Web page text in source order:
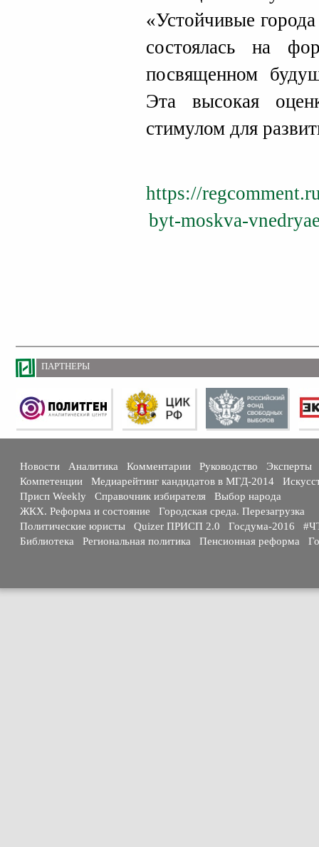
«Устойчивые
состоялась на
посвященном
Эта высокая
стимулом для
https://
byt-moskva-
ПАРТНЕРЫ
Новости Аналитика Комментарии Руководство
Эксперты
Компетенции
Медиарейтинг кандидатов в МГД-2014
Присп Weekly
Справочник избирателя
Выбор народа
ЖКХ. Реформа и состояние
Городская среда. Перезагрузка
Политические юристы
Quizer ПРИСП 2.0 Госдума-2016
Библиотека
Региональная политика Пенсионная реформа